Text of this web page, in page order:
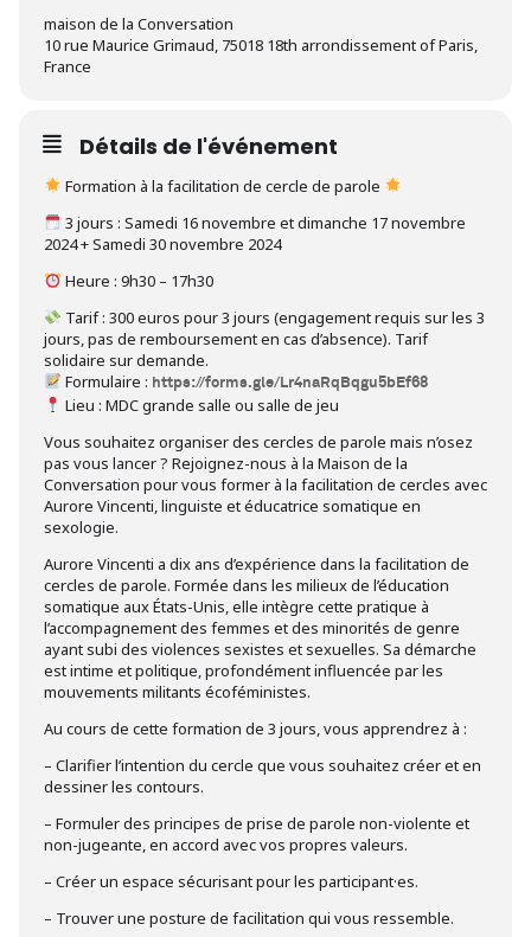
maison de la Conversation
10 rue Maurice Grimaud, 75018 18th arrondissement of Paris,
France
Détails de l'événement
Formation à la facilitation de cercle de parole
3 jours : Samedi 16 novembre et dimanche 17 novembre
2024 + Samedi 30 novembre 2024
Heure : 9h30 – 17h30
Tarif : 300 euros pour 3 jours (engagement requis sur les 3
jours, pas de remboursement en cas d’absence). Tarif
solidaire sur demande.
Formulaire : https://forms.gle/Lr4naRqBqgu5bEf68
Lieu : MDC grande salle ou salle de jeu
Vous souhaitez organiser des cercles de parole mais n’osez
pas vous lancer ? Rejoignez-nous à la Maison de la
Conversation pour vous former à la facilitation de cercles avec
Aurore Vincenti, linguiste et éducatrice somatique en
sexologie.
Aurore Vincenti a dix ans d’expérience dans la facilitation de
cercles de parole. Formée dans les milieux de l’éducation
somatique aux États-Unis, elle intègre cette pratique à
l’accompagnement des femmes et des minorités de genre
ayant subi des violences sexistes et sexuelles. Sa démarche
est intime et politique, profondément influencée par les
mouvements militants écoféministes.
Au cours de cette formation de 3 jours, vous apprendrez à :
– Clarifier l’intention du cercle que vous souhaitez créer et en
dessiner les contours.
– Formuler des principes de prise de parole non-violente et
non-jugeante, en accord avec vos propres valeurs.
– Créer un espace sécurisant pour les participant·es.
– Trouver une posture de facilitation qui vous ressemble.